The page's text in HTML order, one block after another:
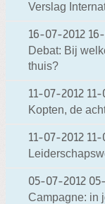
Verslag
16-07-2012
Debat: Bij
thuis?
11-07-2012 11-
Kopten, de
11-07-2012 11-
05-07-2012
Campagne: in